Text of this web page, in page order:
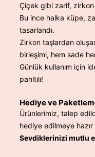
Çiçek gibi zarif, zirkon
Bu ince halka küpe,
tasarlandı.
Zirkon taşlardan
birleşimi, hem sade
Günlük kullanım için
parıltılı!
Hediye ve
Ürünlerimiz, talep
hediye edilmeye
Sevdiklerinizi mutlu